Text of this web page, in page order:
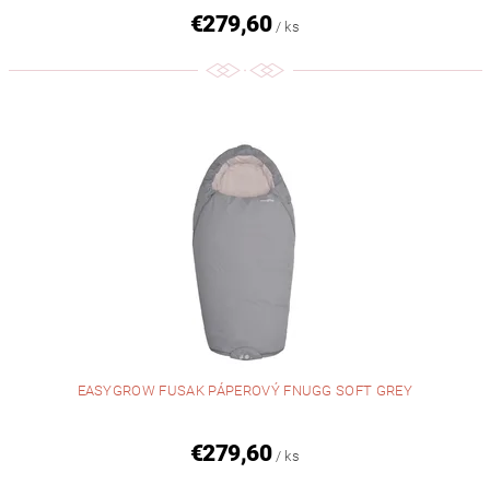
€279,60 / ks
EASYGROW FUSAK PÁPEROVÝ FNUGG SOFT GREY
€279,60 / ks